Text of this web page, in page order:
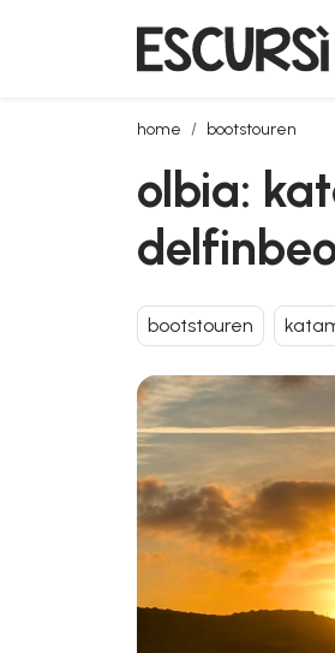
home bootstouren
olbia: katamaran-tour
olbia:
bootstouren